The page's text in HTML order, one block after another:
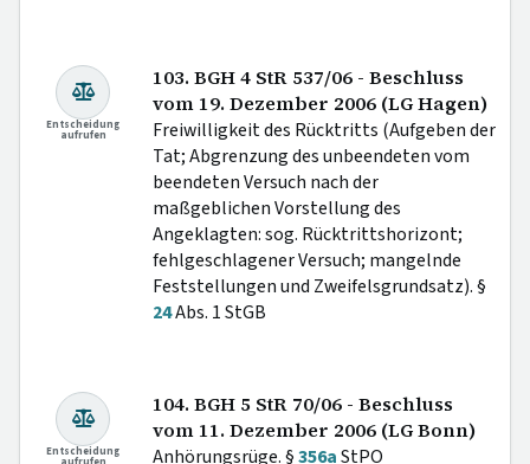
Entscheidung
aufrufen
103. BGH 4 StR 537/06 - Beschluss
vom 19. Dezember 2006 (LG Hagen)
Freiwilligkeit des Rücktritts (Aufgeben der
Tat; Abgrenzung des unbeendeten vom
beendeten Versuch nach der
maßgeblichen Vorstellung des
Angeklagten: sog. Rücktrittshorizont;
fehlgeschlagener Versuch; mangelnde
Feststellungen und Zweifelsgrundsatz). §
24Abs. 1 StGB
Entscheidung
104. BGH 5 StR 70/06 - Beschluss
vom 11. Dezember 2006 (LG Bonn)
Anhörungsrüge. §356aStPO